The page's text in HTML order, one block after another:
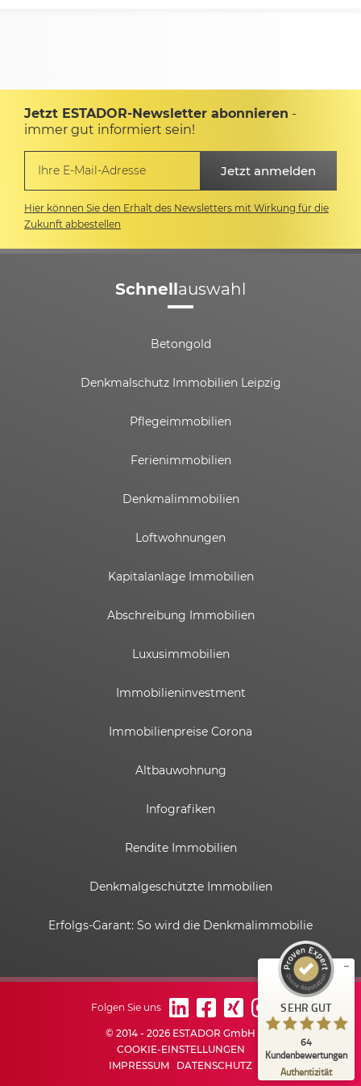
Jetzt ESTADOR-Newsletter abonnieren -
immer gut informiert sein!
Hier können Sie den Erhalt des Newsletters mit Wirkung für die
Zukunft abbestellen
Schnellauswahl
Betongold
Denkmalschutz Immobilien Leipzig
Pflegeimmobilien
Ferienimmobilien
Denkmalimmobilien
Loftwohnungen
Kapitalanlage Immobilien
Abschreibung Immobilien
Luxusimmobilien
Immobilieninvestment
Immobilienpreise Corona
Altbauwohnung
Infografiken
Rendite Immobilien
Denkmalgeschützte Immobilien
Erfolgs-Garant: So wird die Denkmalimmobilie
© 2014 - 2026 ESTADOR GmbH
COOKIE-EINSTELLUNGEN
IMPRESSUM
DATENSCHUTZ
Folgen Sie uns SEHR GUT
64
Kundenbewertungen
Authentizität
Empfehlungen auf
ProvenExpert.com
6
Bewertungen auf
ProvenExpert.com
58
Bewertungen von
anderen Quelle
Blick aufs ProvenExpert-Profil werfen
03.06.2026